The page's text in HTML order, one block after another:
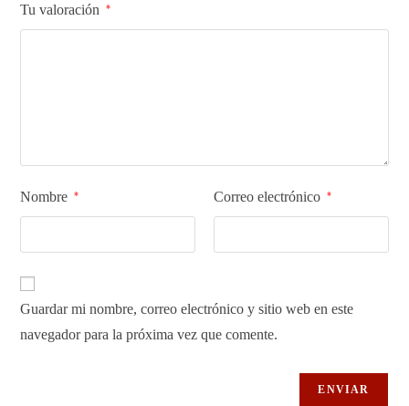
Tu valoración *
Nombre * Correo electrónico *
Guardar mi nombre, correo electrónico y sitio web en este
navegador para la próxima vez que comente.